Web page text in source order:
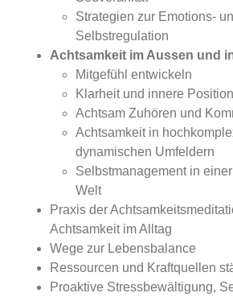
Strategien zur Emotions-
Selbstregulation
Achtsamkeit im Aussen und
Mitgefühl entwickeln
Klarheit und innere
Achtsam Zuhören und
Achtsamkeit in
dynamischen Umfeldern
Selbstmanagement in
Welt
Praxis der
Achtsamkeit im Alltag
Wege zur Lebensbalance
Ressourcen und Kraftquellen
Proaktive Stressbewältigung,